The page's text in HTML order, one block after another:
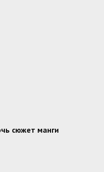
сюжет манги